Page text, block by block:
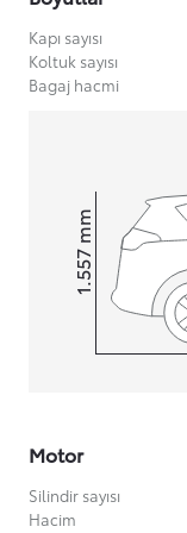
Kapı sayısı
Koltuk sayısı
Bagaj hacmi
Height1.557
mm
Motor
Silindir sayısı
Hacim